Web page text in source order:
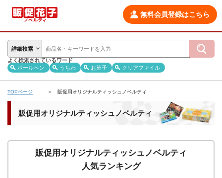
無料会員登録はこちら
詳細検索
よく検索されているワード
ボールペン
うちわ お菓子 クリアファイル
TOPページ 販促用オリジナルティッシュノベルティ
販促用オリジナルティッシュノベルティ
販促用オリジナルティッシュノベルティ
人気ランキング